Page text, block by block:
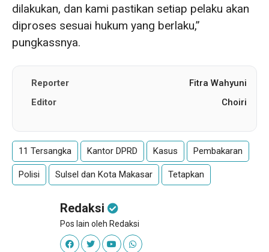
dilakukan, dan kami pastikan setiap pelaku akan
diproses sesuai hukum yang berlaku,”
pungkassnya.
Reporter
Fitra Wahyuni
Editor
Choiri
11 Tersangka Kantor DPRD Kasus Pembakaran
Polisi Sulsel dan Kota Makasar Tetapkan
Redaksi
Pos lain oleh Redaksi